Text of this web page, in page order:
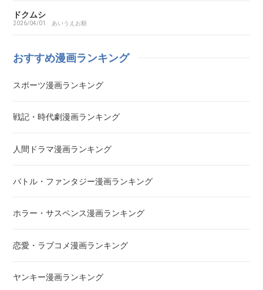
ドクムシ
2026/04/01 あいうえお順
おすすめ漫画ランキング
スポーツ漫画ランキング
戦記・時代劇漫画ランキング
人間ドラマ漫画ランキング
バトル・ファンタジー漫画ランキング
ホラー・サスペンス漫画ランキング
恋愛・ラブコメ漫画ランキング
ヤンキー漫画ランキング